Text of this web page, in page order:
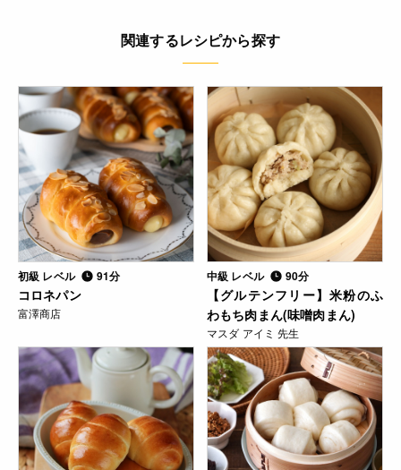
関連するレシピから探す
初級 レベル 91分
コロネパン
富澤商店
中級 レベル 90分
【グルテンフリー】米粉のふ
わもち肉まん(味噌肉まん)
マスダ アイミ 先生